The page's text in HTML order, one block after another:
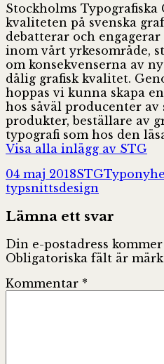
Stockholms
kvaliteten på svenska
debatterar och
inom vårt yrkesområde,
om konsekvenserna av
dålig grafisk kvalitet.
hoppas vi kunna skapa
hos såväl producenter av
produkter, beställare av
typografi som hos den
Visa alla inlägg av STG
Postat
04 maj 2018Författare
STG
typsnittsdesign
Lämna ett svar
Din e-postadress
Obligatoriska fält är
Kommentar *